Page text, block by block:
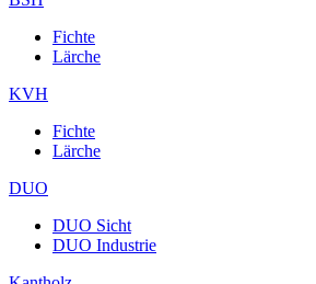
Fichte
Lärche
KVH
Fichte
Lärche
DUO
DUO Sicht
DUO Industrie